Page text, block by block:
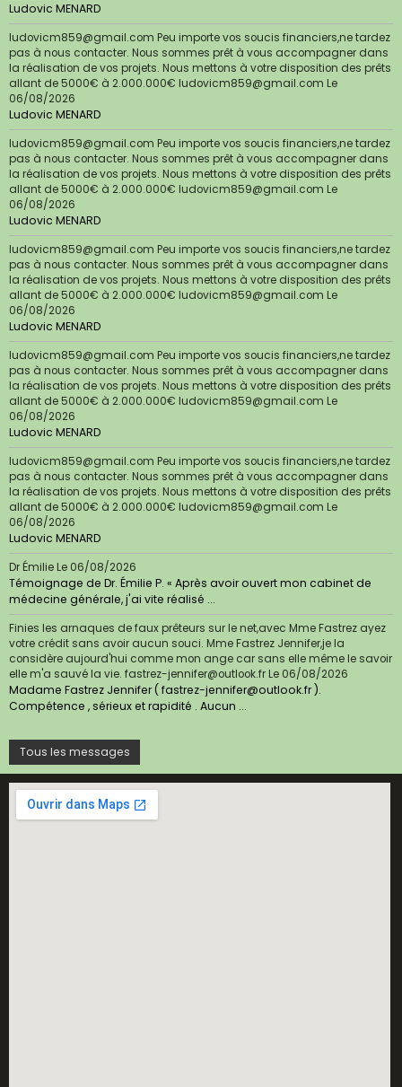
Ludovic MENARD
ludovicm859@gmail.com Peu importe vos soucis financiers,ne tardez
pas à nous contacter. Nous sommes prêt à vous accompagner dans
la réalisation de vos projets. Nous mettons à votre disposition des prêts
allant de 5000€ à 2.000.000€ ludovicm859@gmail.com Le
06/08/2026
Ludovic MENARD
ludovicm859@gmail.com Peu importe vos soucis financiers,ne tardez
pas à nous contacter. Nous sommes prêt à vous accompagner dans
la réalisation de vos projets. Nous mettons à votre disposition des prêts
allant de 5000€ à 2.000.000€ ludovicm859@gmail.com Le
06/08/2026
Ludovic MENARD
ludovicm859@gmail.com Peu importe vos soucis financiers,ne tardez
pas à nous contacter. Nous sommes prêt à vous accompagner dans
la réalisation de vos projets. Nous mettons à votre disposition des prêts
allant de 5000€ à 2.000.000€ ludovicm859@gmail.com Le
06/08/2026
Ludovic MENARD
ludovicm859@gmail.com Peu importe vos soucis financiers,ne tardez
pas à nous contacter. Nous sommes prêt à vous accompagner dans
la réalisation de vos projets. Nous mettons à votre disposition des prêts
allant de 5000€ à 2.000.000€ ludovicm859@gmail.com Le
06/08/2026
Ludovic MENARD
ludovicm859@gmail.com Peu importe vos soucis financiers,ne tardez
pas à nous contacter. Nous sommes prêt à vous accompagner dans
la réalisation de vos projets. Nous mettons à votre disposition des prêts
allant de 5000€ à 2.000.000€ ludovicm859@gmail.com Le
06/08/2026
Ludovic MENARD
Dr ÉmilieLe 06/08/2026
Témoignage de Dr. Émilie P. « Après avoir ouvert mon cabinet de
médecine générale, j'ai vite réalisé ...
Finies les arnaques de faux prêteurs sur le net,avec Mme Fastrez ayez
votre crédit sans avoir aucun souci. Mme Fastrez Jennifer,je la
considère aujourd'hui comme mon ange car sans elle même le savoir
elle m'a sauvé la vie. fastrez-jennifer@outlook.frLe 06/08/2026
Madame Fastrez Jennifer ( fastrez-jennifer@outlook.fr ).
Compétence , sérieux et rapidité . Aucun ...
Tous les messages